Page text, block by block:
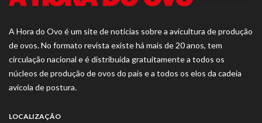
A Hora do Ovo é um site de notícias sobre a avicultura de produção
de ovos. No formato revista existe há mais de 20 anos, tem
circulação nacional e é distribuída gratuitamente a todos os
núcleos de produção de ovos do país e a todos os elos da cadeia
avícola de postura.
LOCALIZAÇÃO